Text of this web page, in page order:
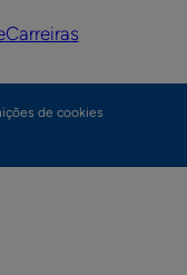
Carreiras
de cookies